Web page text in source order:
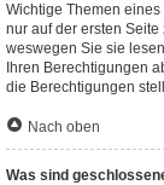
Wichtige Themen
nur auf der ersten
weswegen Sie sie
Ihren Berechtigungen
die Berechtigungen
Nach oben
Was sind